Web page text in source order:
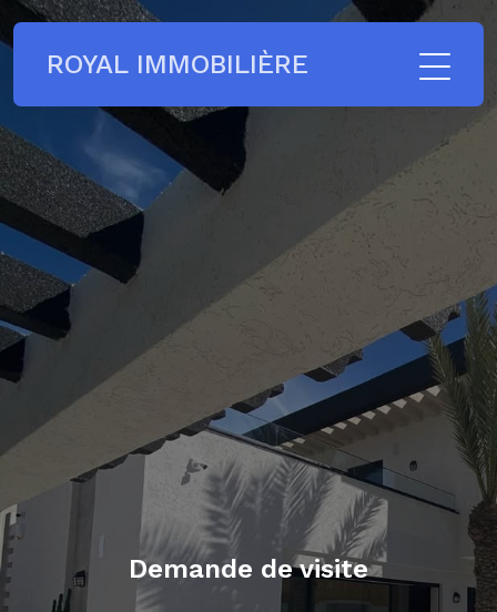
ROYAL IMMOBILIÈRE
Demande de visite